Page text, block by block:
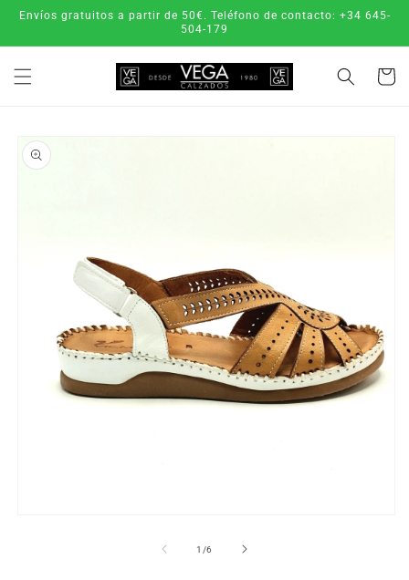
directamente
Envíos gratuitos a partir de 50€. Teléfono de contacto: +34 645-
504-179
Carrito
a la
información
1 /de
6